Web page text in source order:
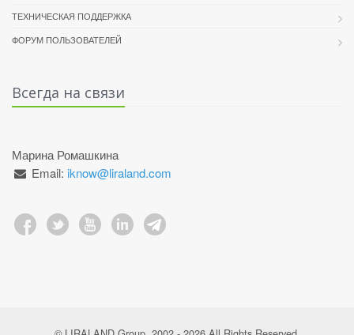
ТЕХНИЧЕСКАЯ ПОДДЕРЖКА
ФОРУМ ПОЛЬЗОВАТЕЛЕЙ
Всегда на связи
Марина Ромашкина
Email: iknow@liraland.com